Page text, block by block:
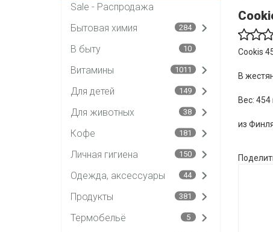
Sale - Распродажа
Бытовая химия
284
В быту 10
Витамины 1011
Для детей 149
Для животных 38
Кофе 181
Личная гигиена 150
Одежда, аксессуары 44
Продукты 381
Термобельё 5
Cookis
В
Вес:
из